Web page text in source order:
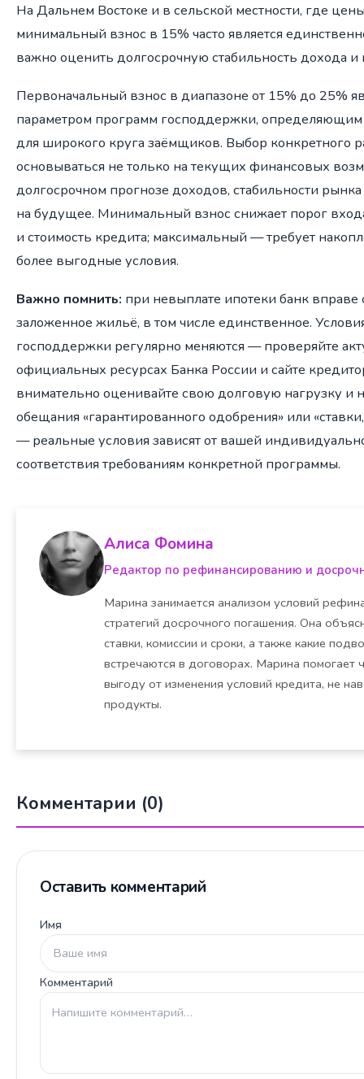
На Дальнем Востоке и в сельской местности, где
минимальный взнос в 15% часто является
важно оценить долгосрочную стабильность дохода
Первоначальный взнос в диапазоне от 15% до 25%
параметром программ господдержки, определяющим
для широкого круга заёмщиков. Выбор конкретного
основываться не только на текущих финансовых
долгосрочном прогнозе доходов, стабильности
на будущее. Минимальный взнос снижает порог
и стоимость кредита; максимальный — требует
более выгодные условия.
Важно помнить: при невыплате ипотеки банк вправе
заложенное жильё, в том числе единственное.
господдержки регулярно меняются — проверяйте
официальных ресурсах Банка России и сайте
внимательно оценивайте свою долговую нагрузку и
обещания «гарантированного одобрения» или
— реальные условия зависят от вашей
соответствия требованиям конкретной программы.
Алиса Фомина
Редактор по рефинансированию и
Марина занимается анализом условий
стратегий досрочного погашения. Она
ставки, комиссии и сроки, а также какие
встречаются в договорах. Марина помогает
выгоду от изменения условий кредита, не
продукты.
Комментарии (0)
Оставить комментарий
Имя
Комментарий